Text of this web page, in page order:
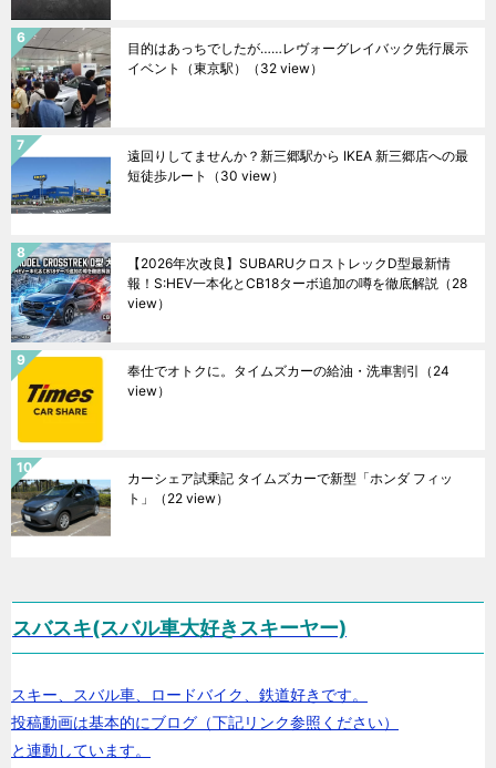
目的はあっちでしたが……レヴォーグレイバック先行展示
イベント（東京駅）
（32 view）
遠回りしてませんか？新三郷駅から IKEA 新三郷店への最
短徒歩ルート
（30 view）
【2026年次改良】SUBARUクロストレックD型最新情
報！S:HEV一本化とCB18ターボ追加の噂を徹底解説 （28
view）
奉仕でオトクに。タイムズカーの給油・洗車割引 （24
view）
カーシェア試乗記 タイムズカーで新型「ホンダ フィッ
ト」
（22 view）
スバスキ(スバル車大好きスキーヤー)
スキー、スバル車、ロードバイク、鉄道好きです。
投稿動画は基本的にブログ（下記リンク参照ください）
と連動しています。